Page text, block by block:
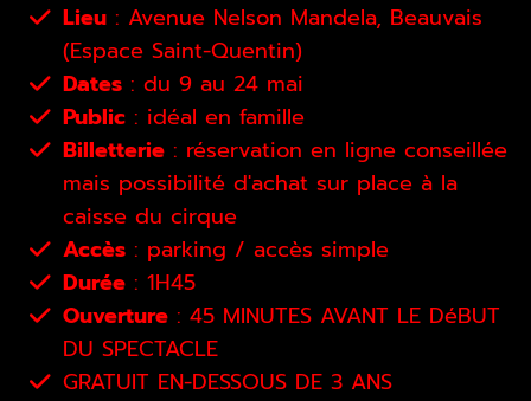
Lieu : Avenue Nelson Mandela, Beauvais
(Espace Saint-Quentin)
Dates : du 9 au 24 mai
Public : idéal en famille
Billetterie : réservation en ligne conseillée
mais possibilité d'achat sur place à la
caisse du cirque
Accès : parking / accès simple
Durée : 1H45
Ouverture : 45 MINUTES AVANT LE DéBUT
DU SPECTACLE
GRATUIT EN-DESSOUS DE 3 ANS